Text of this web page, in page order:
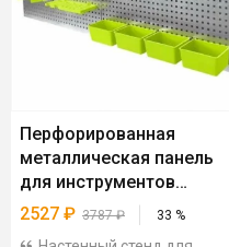
Перфорированная
металлическая панель
для инструментов
ROCKFORCE
2527 ₽ 3787₽ 33 %